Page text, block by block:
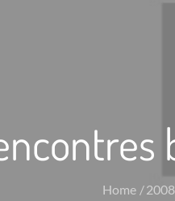
Home 2008